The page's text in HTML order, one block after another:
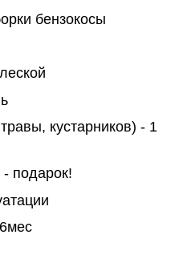
бензокосы
кустарников) - 1
подарок!